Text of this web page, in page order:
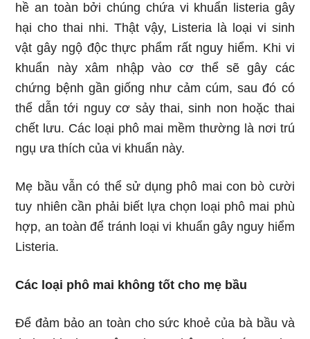
hề an toàn bởi chúng chứa vi khuẩn listeria gây
hại cho thai nhi. Thật vậy, Listeria là loại vi sinh
vật gây ngộ độc thực phẩm rất nguy hiểm. Khi vi
khuẩn này xâm nhập vào cơ thể sẽ gây các
chứng bệnh gần giống như cảm cúm, sau đó có
thể dẫn tới nguy cơ sảy thai, sinh non hoặc thai
chết lưu. Các loại phô mai mềm thường là nơi trú
ngụ ưa thích của vi khuẩn này.
Mẹ bầu vẫn có thể sử dụng phô mai con bò cười
tuy nhiên cần phải biết lựa chọn loại phô mai phù
hợp, an toàn để tránh loại vi khuẩn gây nguy hiểm
Listeria.
Các loại phô mai không tốt cho mẹ bầu
Để đảm bảo an toàn cho sức khoẻ của bà bầu và